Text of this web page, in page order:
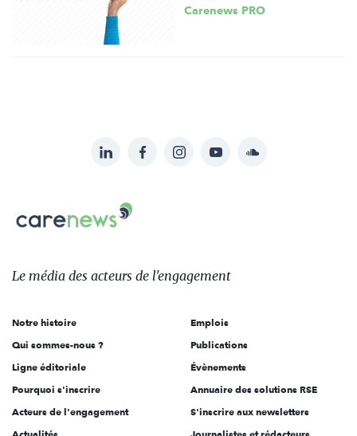
Carenews PRO
sur:
LinkedInFacebookInstagramYouTubeSoundcloud
Carenews,
Le
des
l'engagement
Le média des acteurs de l'engagement
Notre histoire
Qui sommes-nous ?
Ligne éditoriale
Pourquoi s'inscrire
Acteurs de l'engagement
Emplois
Publications
Évènements
Annuaire des solutions RSE
S'inscrire aux newsletters